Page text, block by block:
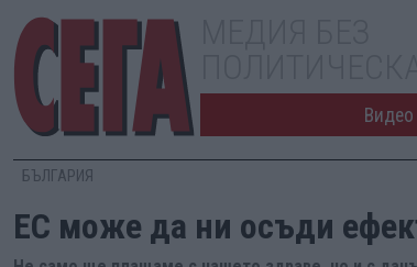
Видео
БЪЛГАРИЯ
EС може да ни осъди